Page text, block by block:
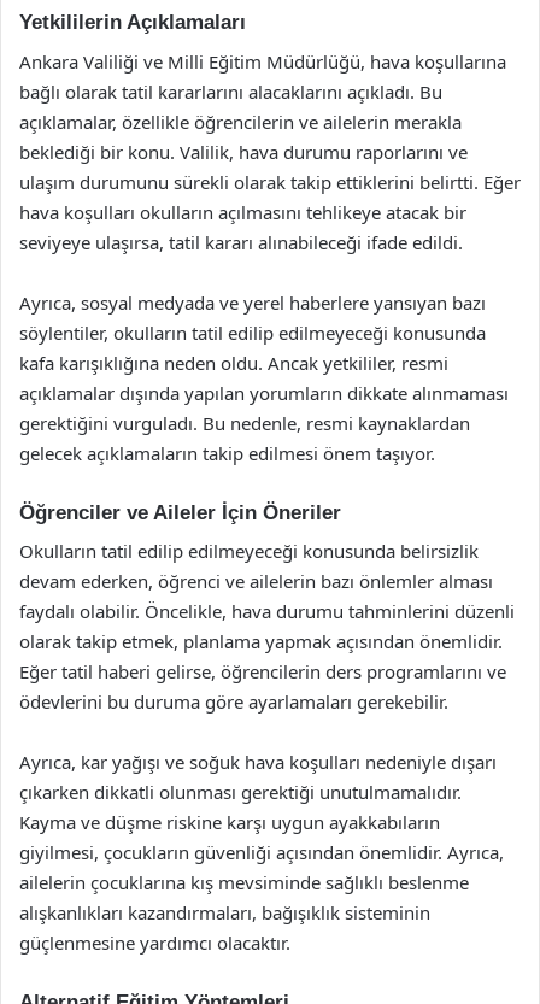
Yetkililerin Açıklamaları
Ankara Valiliği ve Milli Eğitim Müdürlüğü, hava koşullarına
bağlı olarak tatil kararlarını alacaklarını açıkladı. Bu
açıklamalar, özellikle öğrencilerin ve ailelerin merakla
beklediği bir konu. Valilik, hava durumu raporlarını ve
ulaşım durumunu sürekli olarak takip ettiklerini belirtti. Eğer
hava koşulları okulların açılmasını tehlikeye atacak bir
seviyeye ulaşırsa, tatil kararı alınabileceği ifade edildi.
Ayrıca, sosyal medyada ve yerel haberlere yansıyan bazı
söylentiler, okulların tatil edilip edilmeyeceği konusunda
kafa karışıklığına neden oldu. Ancak yetkililer, resmi
açıklamalar dışında yapılan yorumların dikkate alınmaması
gerektiğini vurguladı. Bu nedenle, resmi kaynaklardan
gelecek açıklamaların takip edilmesi önem taşıyor.
Öğrenciler ve Aileler İçin Öneriler
Okulların tatil edilip edilmeyeceği konusunda belirsizlik
devam ederken, öğrenci ve ailelerin bazı önlemler alması
faydalı olabilir. Öncelikle, hava durumu tahminlerini düzenli
olarak takip etmek, planlama yapmak açısından önemlidir.
Eğer tatil haberi gelirse, öğrencilerin ders programlarını ve
ödevlerini bu duruma göre ayarlamaları gerekebilir.
Ayrıca, kar yağışı ve soğuk hava koşulları nedeniyle dışarı
çıkarken dikkatli olunması gerektiği unutulmamalıdır.
Kayma ve düşme riskine karşı uygun ayakkabıların
giyilmesi, çocukların güvenliği açısından önemlidir. Ayrıca,
ailelerin çocuklarına kış mevsiminde sağlıklı beslenme
alışkanlıkları kazandırmaları, bağışıklık sisteminin
güçlenmesine yardımcı olacaktır.